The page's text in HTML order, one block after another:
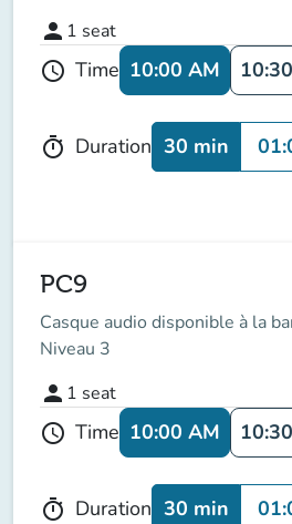
person 1 seat
schedule Time 10:00 AM
timer Duration 30 min
PC9
Casque audio disponible à la
Niveau 3
person 1 seat
schedule Time 10:00 AM
timer Duration 30 min